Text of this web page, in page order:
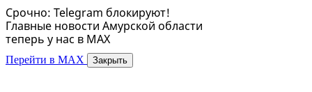
Срочно: Telegram блокируют!
Главные новости Амурской области
теперь у нас в MAX
Перейти в MAX Закрыть